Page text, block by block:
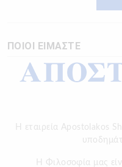
ΠΟΙΟΙ ΕΙΜΑΣΤΕ
Η εταιρεία Apostolakos
H Φιλοσοφία μας